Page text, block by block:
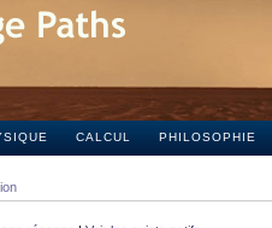
CALCUL PHILOSOPHIE